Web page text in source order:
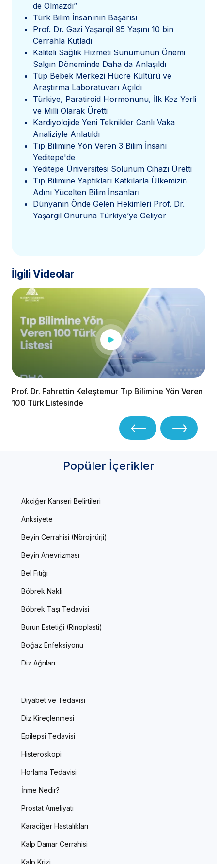
de Olmazdı”
Türk Bilim İnsanının Başarısı
Prof. Dr. Gazi Yaşargil 95 Yaşını 10 bin
Cerrahla Kutladı
Kaliteli Sağlık Hizmeti Sunumunun Önemi
Salgın Döneminde Daha da Anlaşıldı
Tüp Bebek Merkezi Hücre Kültürü ve
Araştırma Laboratuvarı Açıldı
Türkiye, Paratiroid Hormonunu, İlk Kez Yerli
ve Milli Olarak Üretti
Kardiyolojide Yeni Teknikler Canlı Vaka
Analiziyle Anlatıldı
Tıp Bilimine Yön Veren 3 Bilim İnsanı
Yeditepe'de
Yeditepe Üniversitesi Solunum Cihazı Üretti
Tıp Bilimine Yaptıkları Katkılarla Ülkemizin
Adını Yücelten Bilim İnsanları
Dünyanın Önde Gelen Hekimleri Prof. Dr.
Yaşargil Onuruna Türkiye’ye Geliyor
İlgili Videolar
Prof. Dr. Fahrettin Keleştemur Tıp Bilimine Yön Veren
100 Türk Listesinde
Popüler İçerikler
Akciğer Kanseri Belirtileri
Anksiyete
Beyin Cerrahisi (Nörojirürji)
Beyin Anevrizması
Bel Fıtığı
Böbrek Nakli
Böbrek Taşı Tedavisi
Burun Estetiği (Rinoplasti)
Boğaz Enfeksiyonu
Diz Ağrıları
Diyabet ve Tedavisi
Diz Kireçlenmesi
Epilepsi Tedavisi
Histeroskopi
Horlama Tedavisi
İnme Nedir?
Prostat Ameliyatı
Karaciğer Hastalıkları
Kalp Damar Cerrahisi
Kalp Krizi